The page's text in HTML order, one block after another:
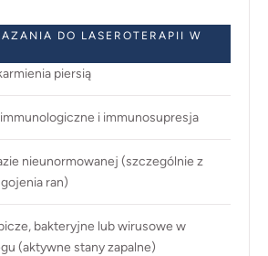
DO LASEROTERAPII W
piersią
i immunosupresja
nieunormowanej (szczególnie z
ran)
bakteryjne lub wirusowe w
(aktywne stany zapalne)